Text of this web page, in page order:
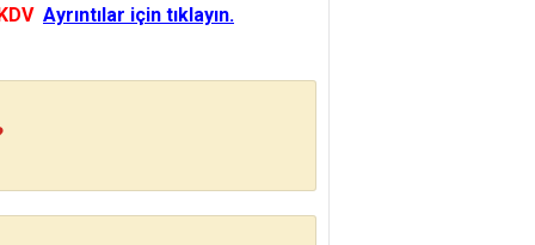
Ayrıntılar için tıklayın.